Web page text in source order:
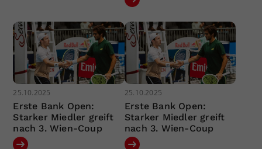
25.10.2025
Erste Bank Open:
Starker Miedler greift
nach 3. Wien-Coup
25.10.2025
Erste Bank Open:
Starker Miedler greift
nach 3. Wien-Coup